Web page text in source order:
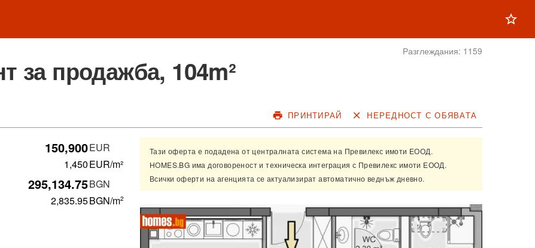
star_outline
Разглеждания: 1159
за продажба, 104m²
print ПРИНТИРАЙ close НЕРЕДНОСТ С ОБЯВАТА
Тази оферта е подадена от централната система на Превилекс имоти ЕООД.
HOMES.BG има договореност и техническа интеграция с Превилекс имоти ЕООД.
Всички оферти на агенцията се актуализират автоматично веднъж дневно.
150,900EUR
1,450EUR/m²
295,134.75BGN
2,835.95BGN/m2